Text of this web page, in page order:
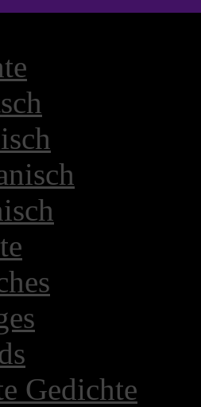
Gedichte